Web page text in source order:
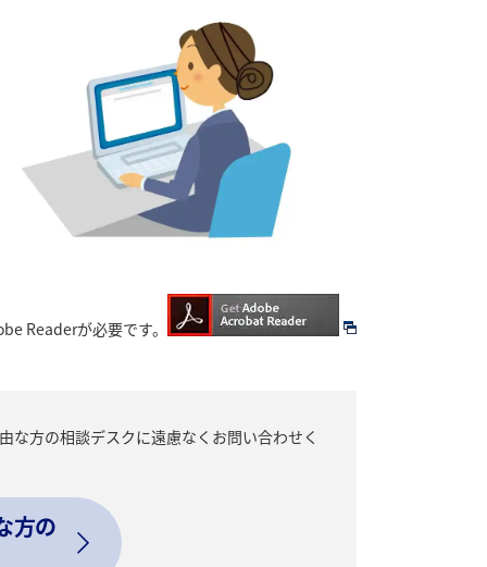
Readerが必要です。
な方の相談デスクに遠慮なくお問い合わせく
方の